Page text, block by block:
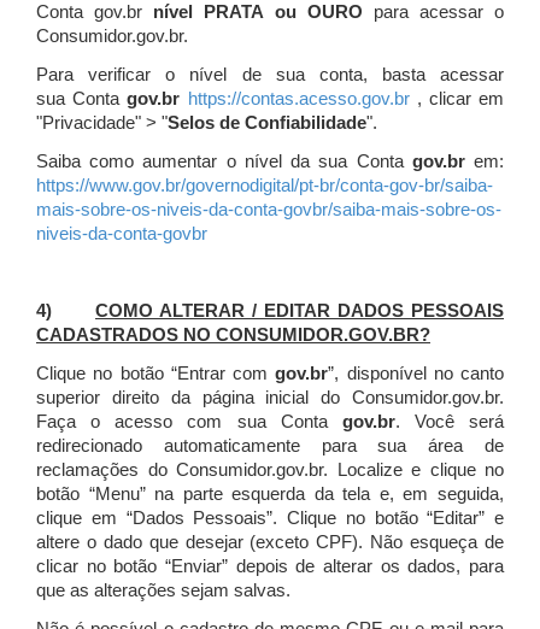
Conta gov.br nível PRATA ou OURO para acessar o
Consumidor.gov.br.
Para verificar o nível de sua conta, basta acessar
sua Contagov.br https://contas.acesso.gov.br, clicar em
"Privacidade" > "Selos de Confiabilidade".
Saiba como aumentar o nível da sua Conta gov.brem:
https://www.gov.br/governodigital/pt-br/conta-gov-br/saiba-
mais-sobre-os-niveis-da-conta-govbr/saiba-mais-sobre-os-
niveis-da-conta-govbr
4) COMO ALTERAR / EDITAR DADOS PESSOAIS
CADASTRADOS NO CONSUMIDOR.GOV.BR?
Clique no botão “Entrar comgov.br”, disponível no canto
superior direito da página inicial do Consumidor.gov.br.
Faça o acesso com sua Conta gov.br. Você será
redirecionado automaticamente para sua área de
reclamações do Consumidor.gov.br.
Localize e clique no
botão “Menu” na parte esquerda da tela e, em seguida,
clique em “Dados Pessoais”. Clique no botão “Editar” e
altere o dado que desejar (exceto CPF). Não esqueça de
clicar no botão “Enviar” depois de alterar os dados, para
que as alterações sejam salvas.